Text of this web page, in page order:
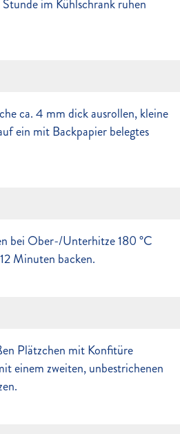
im Kühlschrank ruhen
ca. 4 mm dick ausrollen, kleine
ein mit Backpapier belegtes
bei Ober-/Unterhitze 180 °C
Minuten backen.
Plätzchen mit Konfitüre
einem zweiten, unbestrichenen